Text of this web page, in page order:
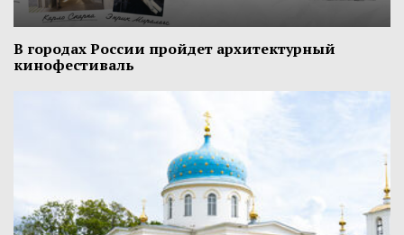
В городах России пройдет архитектурный
кинофестиваль